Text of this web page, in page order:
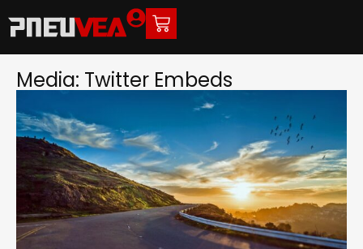
Media: Twitter Embeds